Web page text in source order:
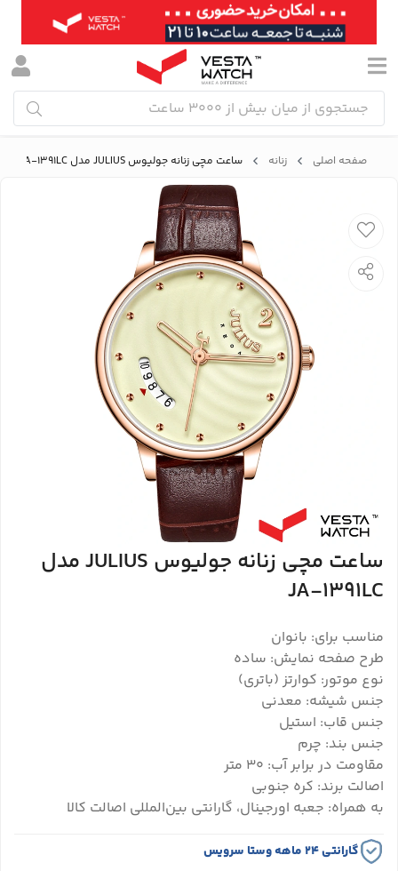
صفحه اصلی زنانه ساعت مچی زنانه جولیوس JULIUS مدل JA-1391LC
ساعت مچی زنانه جولیوس JULIUS مدل
JA-1391LC
مناسب برای: بانوان
طرح صفحه نمایش: ساده
نوع موتور: کوارتز (باتری)
جنس شیشه: معدنی
جنس قاب: استیل
جنس بند: چرم
مقاومت در برابر آب: 30 متر
اصالت برند: کره جنوبی
به همراه: جعبه اورجینال، گارانتی بین‌المللی اصالت کالا
گارانتی ۲۴ ماهه وستا سرویس